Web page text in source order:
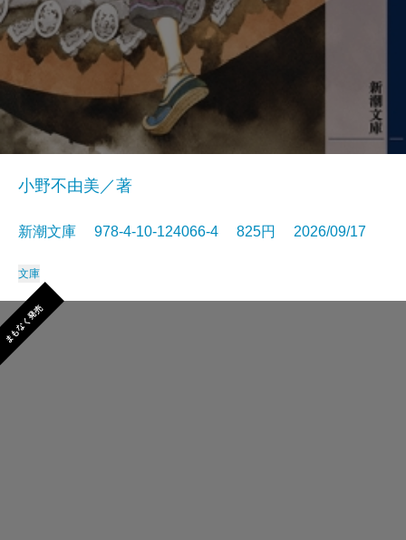
小野不由美／著
新潮文庫 978-4-10-124066-4 825円 2026/09/17
文庫
まもなく発売